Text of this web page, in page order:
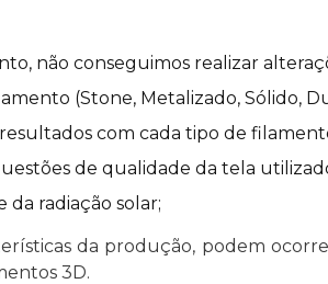
não conseguimos realizar
(Stone, Metalizado, Sólido,
com cada tipo de
de qualidade da tela
radiação solar;
da produção, podem
3D.